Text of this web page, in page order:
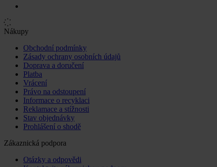
Nákupy
Obchodní podmínky
Zásady ochrany osobních údajů
Doprava a doručení
Platba
Vrácení
Právo na odstoupení
Informace o recyklaci
Reklamace a stížnosti
Stav objednávky
Prohlášení o shodě
Zákaznická podpora
Otázky a odpovědi